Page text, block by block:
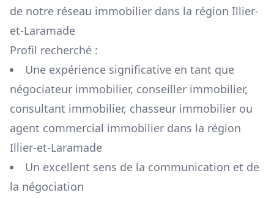
de notre réseau immobilier dans la région Illier-
et-Laramade
Profil recherché :
Une expérience significative en tant que
négociateur immobilier, conseiller immobilier,
consultant immobilier, chasseur immobilier ou
agent commercial immobilier dans la région
Illier-et-Laramade
Un excellent sens de la communication et de
la négociation